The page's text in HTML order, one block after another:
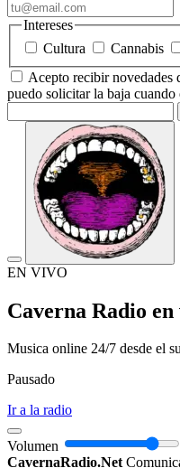
Intereses
Cultura
Cannabis
Acepto recibir novedades
puedo solicitar la baja cuando
EN VIVO
Caverna Radio en
Musica online 24/7 desde el
Pausado
Ir a la radio
Volumen
CavernaRadio.Net